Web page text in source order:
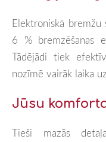
Elektroniskā
6 % bremzēšanas
Tādējādi tiek
nozīmē vairāk laika
Jūsu
Tieši mazās